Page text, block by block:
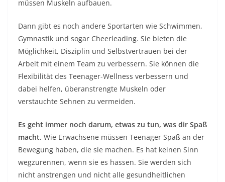
müssen Muskeln aufbauen.
Dann gibt es noch andere Sportarten wie Schwimmen,
Gymnastik und sogar Cheerleading. Sie bieten die
Möglichkeit, Disziplin und Selbstvertrauen bei der
Arbeit mit einem Team zu verbessern. Sie können die
Flexibilität des Teenager-Wellness verbessern und
dabei helfen, überanstrengte Muskeln oder
verstauchte Sehnen zu vermeiden.
Es geht immer noch darum, etwas zu tun, was dir Spaß
macht. Wie Erwachsene müssen Teenager Spaß an der
Bewegung haben, die sie machen. Es hat keinen Sinn
wegzurennen, wenn sie es hassen. Sie werden sich
nicht anstrengen und nicht alle gesundheitlichen